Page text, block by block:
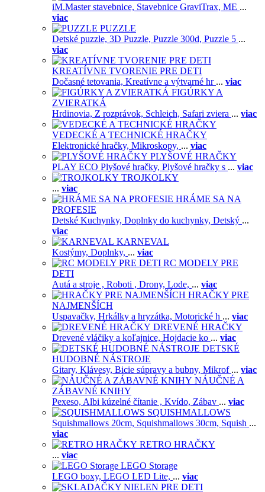
iM.Master stavebnice, Stavebnice GraviTrax, ME ...
viac
PUZZLE
Detské puzzle, 3D Puzzle, Puzzle 300d, Puzzle 5 ...
viac
KREATÍVNE TVORENIE PRE DETI
Dočasné tetovania, Kreatívne a výtvarné hr ... viac
FIGÚRKY A
ZVIERATKÁ
Hrdinovia, Z rozprávok, Schleich, Safari zviera ... viac
VEDECKÉ A TECHNICKÉ HRAČKY
Elektronické hračky, Mikroskopy, ... viac
PLYŠOVÉ HRAČKY
PLAY ECO Plyšové hračky, Plyšové hračky s ... viac
TROJKOLKY
... viac
HRÁME SA NA
PROFESIE
Detské Kuchynky, Doplnky do kuchynky, Detský ...
viac
KARNEVAL
Kostýmy, Doplnky, ... viac
RC MODELY PRE
DETI
Autá a stroje , Roboti , Drony, Lode, ... viac
HRAČKY PRE
NAJMENŠÍCH
Uspavačky, Hrkálky a hryzátka, Motorické h ... viac
DREVENÉ HRAČKY
Drevené vláčiky a koľajnice, Hojdacie ko ... viac
DETSKÉ
HUDOBNÉ NÁSTROJE
Gitary, Klávesy, Bicie súpravy a bubny, Mikrof ... viac
NÁUČNÉ A
ZÁBAVNÉ KNIHY
Pexeso, Albi kúzelné čítanie , Kvído, Zábav ... viac
SQUISHMALLOWS
Squishmallows 20cm, Squishmallows 30cm, Squish ...
viac
RETRO HRAČKY
... viac
LEGO Storage
LEGO boxy, LEGO LED Lite, ... viac